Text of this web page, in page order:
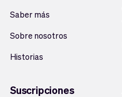
Saber más
Sobre nosotros
Historias
Suscripciones